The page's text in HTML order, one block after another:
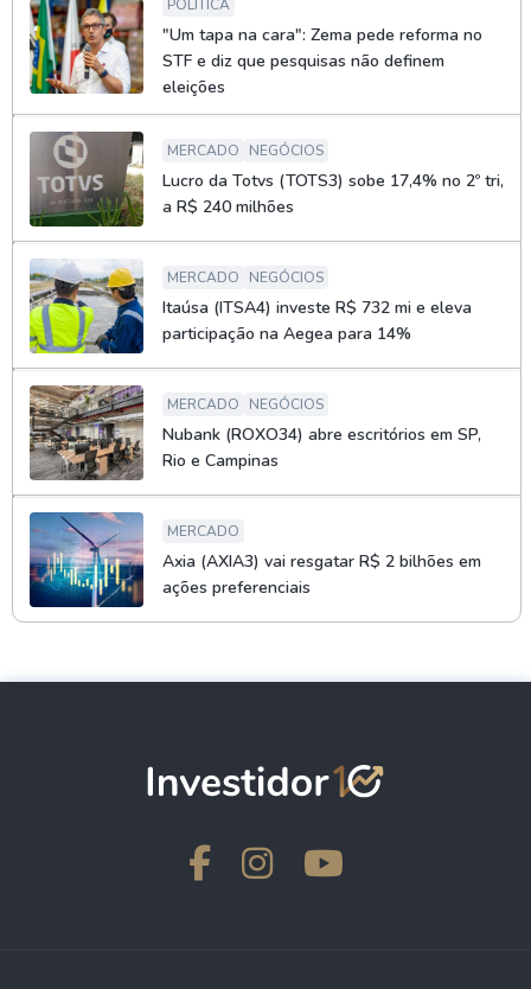
POLÍTICA
"Um tapa na cara": Zema pede reforma no
STF e diz que pesquisas não definem
eleições
MERCADO NEGÓCIOS
Lucro da Totvs (TOTS3) sobe 17,4% no 2º tri,
a R$ 240 milhões
MERCADO NEGÓCIOS
Itaúsa (ITSA4) investe R$ 732 mi e eleva
participação na Aegea para 14%
MERCADO NEGÓCIOS
Nubank (ROXO34) abre escritórios em SP,
Rio e Campinas
MERCADO
Axia (AXIA3) vai resgatar R$ 2 bilhões em
ações preferenciais